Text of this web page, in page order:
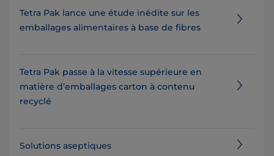
Tetra Pak lance une étude inédite sur les
emballages alimentaires à base de fibres
Tetra Pak passe à la vitesse supérieure en
matière d’emballages carton à contenu
recyclé
Solutions aseptiques